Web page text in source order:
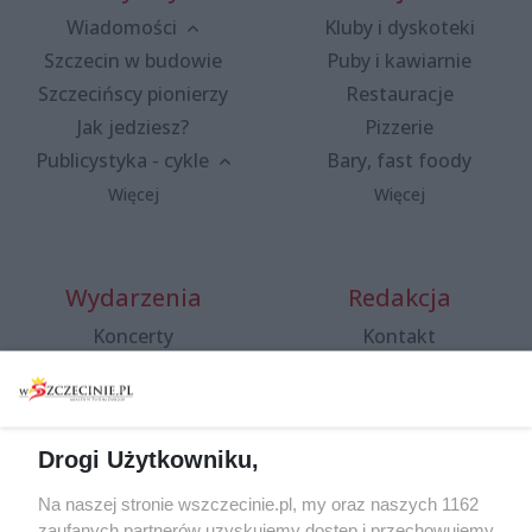
Wiadomości
Szczecin w budowie
Szczecińscy pionierzy
Jak jedziesz?
Publicystyka - cykle
Więcej
Kluby i dyskoteki
Puby i kawiarnie
Restauracje
Pizzerie
Bary, fast foody
Więcej
Wydarzenia
Koncerty
Spacery i oprowadzania
targi
Wernisaże
Redakcja
Kontakt
Specjalny koncert z okazji
20. urodzin portalu
Drogi Użytkowniku,
Na naszej stronie wszczecinie.pl, my oraz naszych 1162